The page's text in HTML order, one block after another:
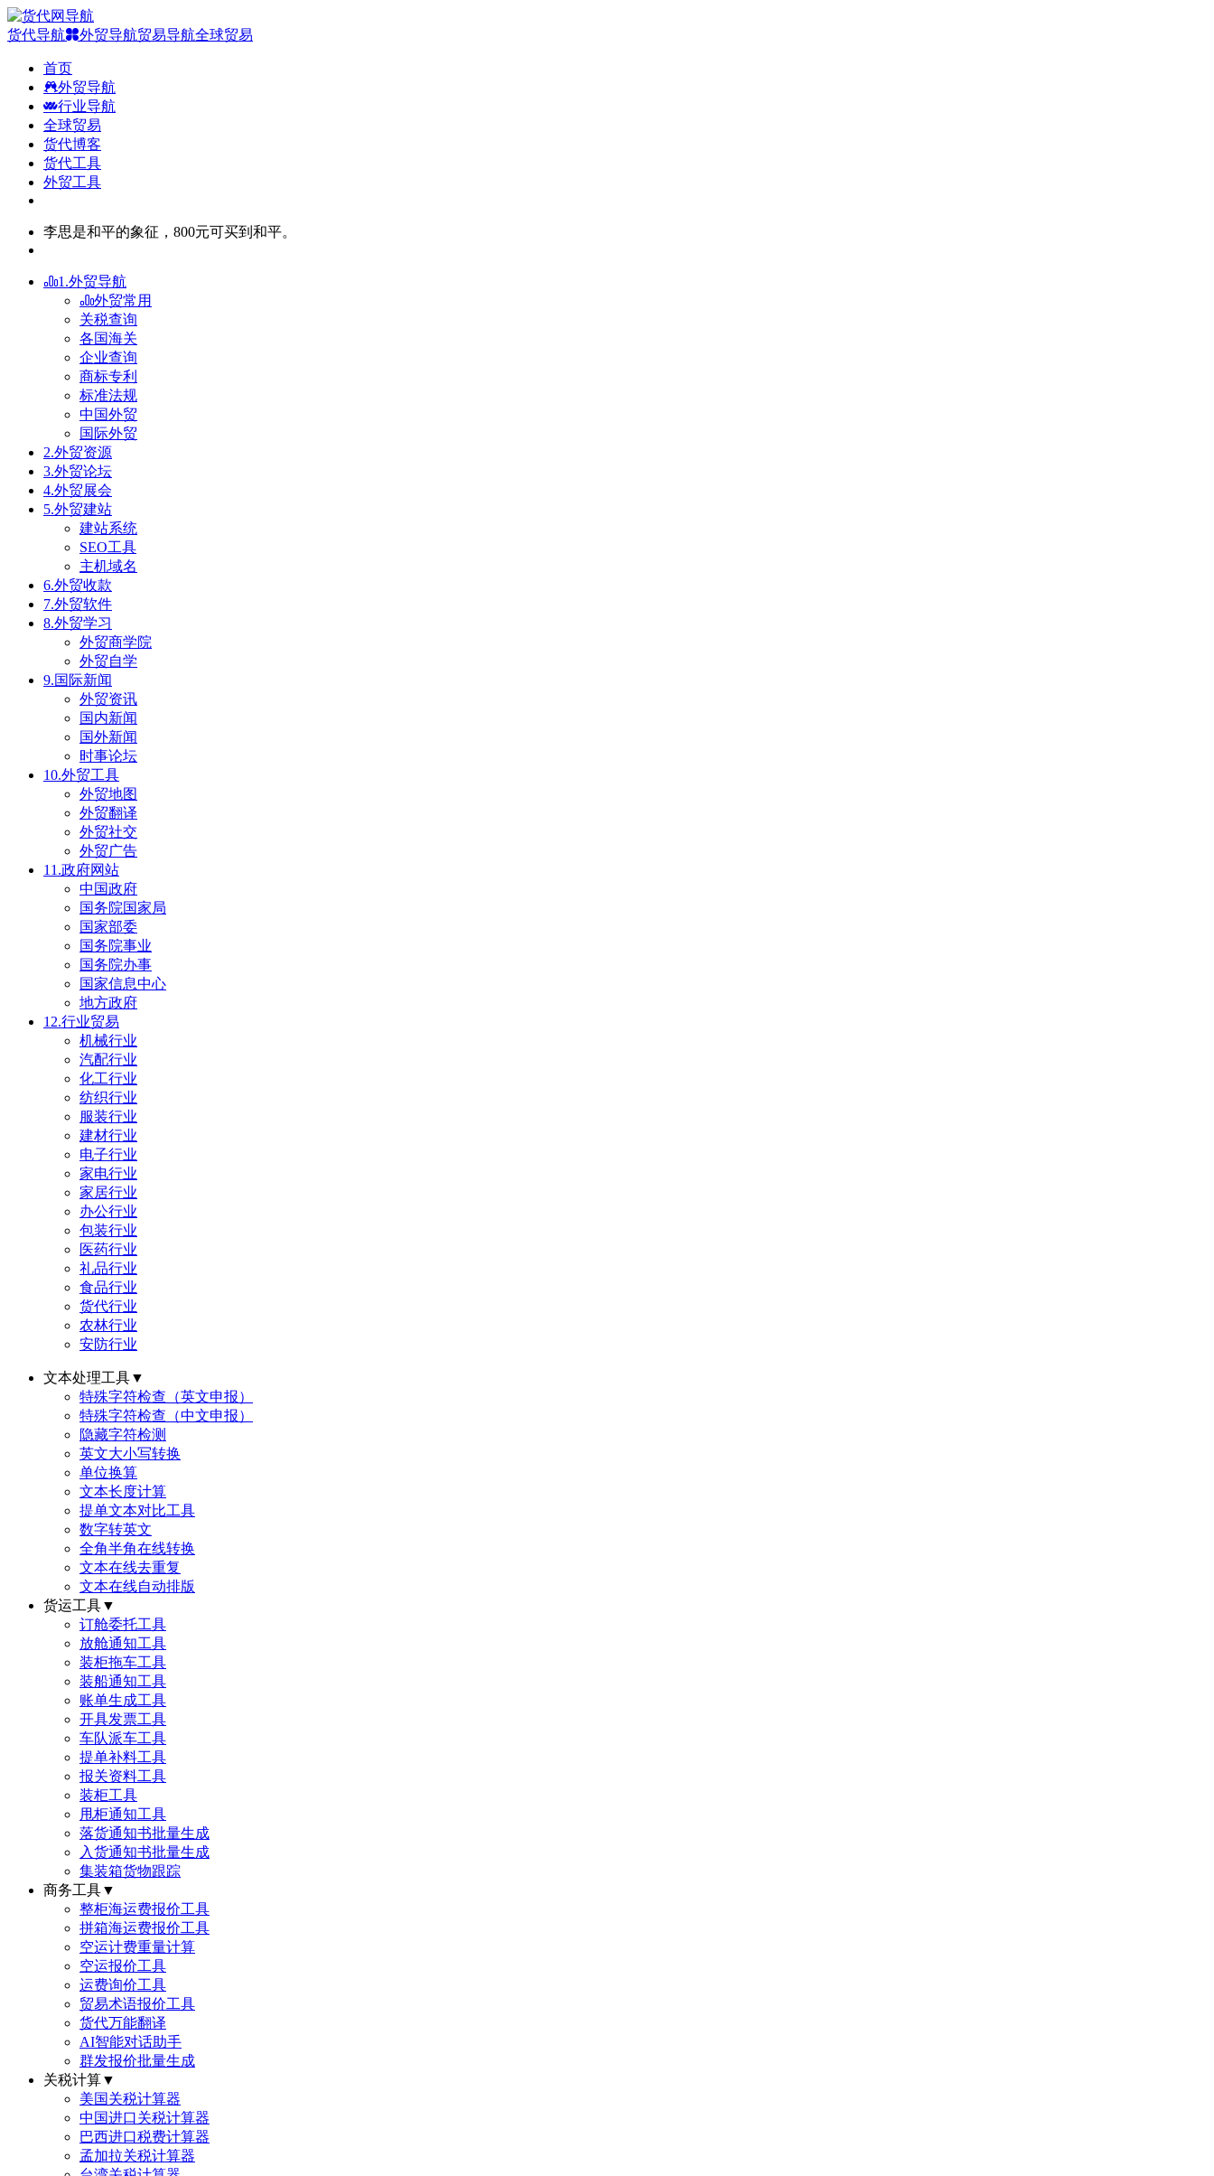
货代导航 外贸导航贸易导航全球贸易
首页
外贸导航
行业导航
全球贸易
货代博客
货代工具
外贸工具
李思是和平的象征，800元可买到和平。
1.外贸导航
外贸常用
关税查询
各国海关
企业查询
商标专利
标准法规
中国外贸
国际外贸
2.外贸资源
3.外贸论坛
4.外贸展会
5.外贸建站
建站系统
SEO工具
主机域名
6.外贸收款
7.外贸软件
8.外贸学习
外贸商学院
外贸自学
9.国际新闻
外贸资讯
国内新闻
国外新闻
时事论坛
10.外贸工具
外贸地图
外贸翻译
外贸社交
外贸广告
11.政府网站
中国政府
国务院国家局
国家部委
国务院事业
国务院办事
国家信息中心
地方政府
12.行业贸易
机械行业
汽配行业
化工行业
纺织行业
服装行业
建材行业
电子行业
家电行业
家居行业
办公行业
包装行业
医药行业
礼品行业
食品行业
货代行业
农林行业
安防行业
文本处理工具▼
特殊字符检查（英文申报）
特殊字符检查（中文申报）
隐藏字符检测
英文大小写转换
单位换算
文本长度计算
提单文本对比工具
数字转英文
全角半角在线转换
文本在线去重复
文本在线自动排版
货运工具▼
订舱委托工具
放舱通知工具
装柜拖车工具
装船通知工具
账单生成工具
开具发票工具
车队派车工具
提单补料工具
报关资料工具
装柜工具
甩柜通知工具
落货通知书批量生成
入货通知书批量生成
集装箱货物跟踪
商务工具▼
整柜海运费报价工具
拼箱海运费报价工具
空运计费重量计算
空运报价工具
运费询价工具
贸易术语报价工具
货代万能翻译
AI智能对话助手
群发报价批量生成
关税计算▼
美国关税计算器
中国进口关税计算器
巴西进口税费计算器
孟加拉关税计算器